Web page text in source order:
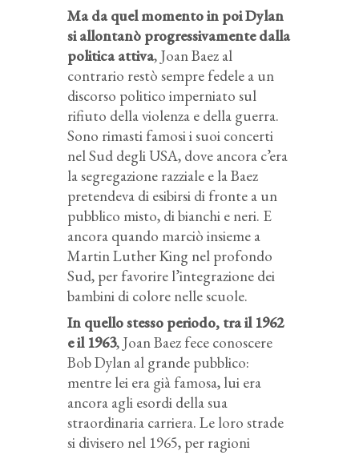
Ma da quel momento in poi Dylan
si allontanò progressivamente dalla
politica attiva, Joan Baez al
contrario restò sempre fedele a un
discorso politico imperniato sul
rifiuto della violenza e della guerra.
Sono rimasti famosi i suoi concerti
nel Sud degli USA, dove ancora c’era
la segregazione razziale e la Baez
pretendeva di esibirsi di fronte a un
pubblico misto, di bianchi e neri. E
ancora quando marciò insieme a
Martin Luther King nel profondo
Sud, per favorire l’integrazione dei
bambini di colore nelle scuole.
In quello stesso periodo, tra il 1962
e il 1963, Joan Baez fece conoscere
Bob Dylan al grande pubblico:
mentre lei era già famosa, lui era
ancora agli esordi della sua
straordinaria carriera. Le loro strade
si divisero nel 1965, per ragioni